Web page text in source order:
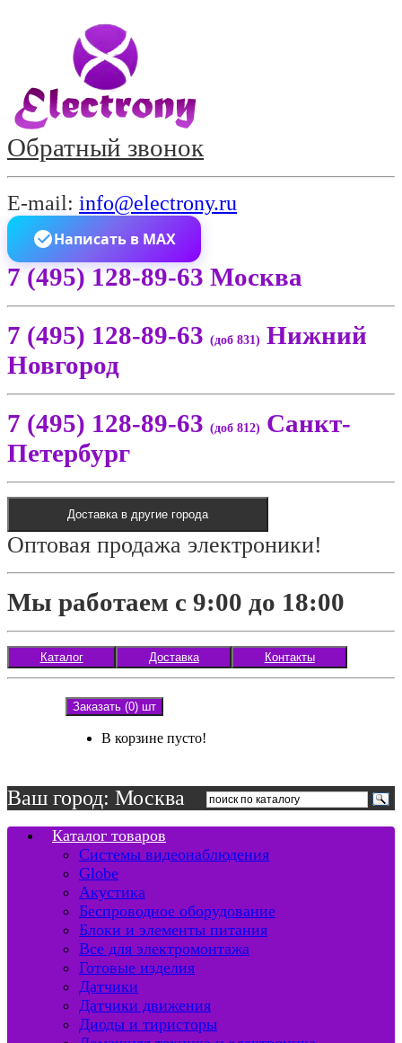
Обратный звонок
E-mail: info@electrony.ru
Написать в MAX
7 (495) 128-89-63 Москва
7 (495) 128-89-63 (доб 831) Нижний
Новгород
7 (495) 128-89-63 (доб 812) Санкт-
Петербург
Доставка в другие города
Оптовая продажа электроники!
Мы работаем с 9:00 до 18:00
Каталог Доставка Контакты
Заказать (0) шт
В корзине пусто!
Ваш город: Москва
Каталог товаров
Системы видеонаблюдения
Globe
Акустика
Беспроводное оборудование
Блоки и элементы питания
Все для электромонтажа
Готовые изделия
Датчики
Датчики движения
Диоды и тиристоры